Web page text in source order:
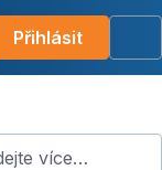
Přihlásit
více…